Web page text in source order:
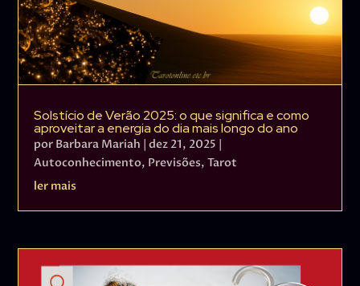
Solstício de Verão 2025: o que significa e como
aproveitar a energia do dia mais longo do ano
por Barbara Mariah |dez 21, 2025 |
Autoconhecimento, Previsões,Tarot
ler mais